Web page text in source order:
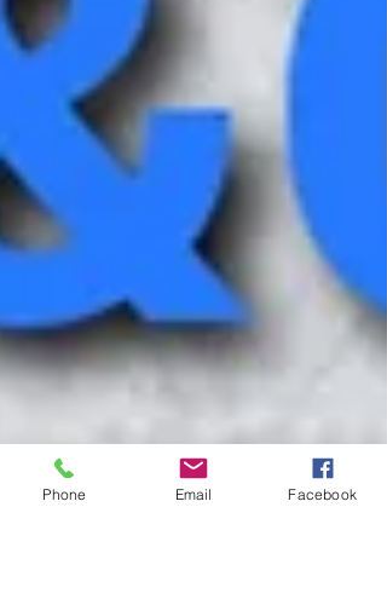
Phone Email Facebook